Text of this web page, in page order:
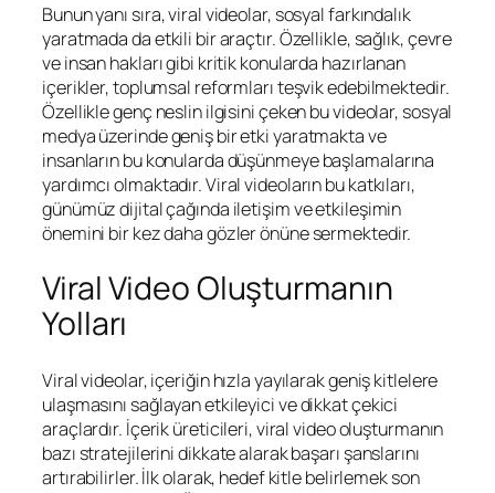
Bunun yanı sıra, viral videolar, sosyal farkındalık
yaratmada da etkili bir araçtır. Özellikle, sağlık, çevre
ve insan hakları gibi kritik konularda hazırlanan
içerikler, toplumsal reformları teşvik edebilmektedir.
Özellikle genç neslin ilgisini çeken bu videolar, sosyal
medya üzerinde geniş bir etki yaratmakta ve
insanların bu konularda düşünmeye başlamalarına
yardımcı olmaktadır. Viral videoların bu katkıları,
günümüz dijital çağında iletişim ve etkileşimin
önemini bir kez daha gözler önüne sermektedir.
Viral Video Oluşturmanın
Yolları
Viral videolar, içeriğin hızla yayılarak geniş kitlelere
ulaşmasını sağlayan etkileyici ve dikkat çekici
araçlardır. İçerik üreticileri, viral video oluşturmanın
bazı stratejilerini dikkate alarak başarı şanslarını
artırabilirler. İlk olarak, hedef kitle belirlemek son